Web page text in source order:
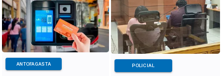
ANTOFAGASTA POLICIAL